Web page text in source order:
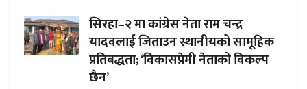
सिरहा–२ मा कांग्रेस नेता राम चन्द्र
यादवलाई जिताउन स्थानीयको सामूहिक
प्रतिबद्धता; ‘विकासप्रेमी नेताको विकल्प
छैन’